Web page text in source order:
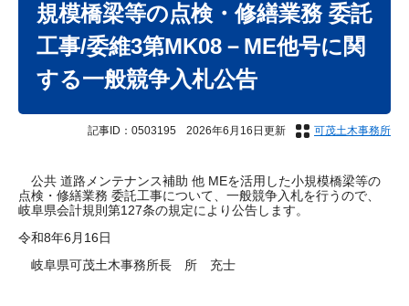
規模橋梁等の点検・修繕業務 委託
工事/委維3第MK08－ME他号に関
する一般競争入札公告
記事ID：0503195 2026年6月16日更新 可茂土木事務所
公共 道路メンテナンス補助 他 MEを活用した小規模橋梁等の
点検・修繕業務 委託工事について、一般競争入札を行うので、
岐阜県会計規則第127条の規定により公告します。
令和8年6月16日
岐阜県可茂土木事務所長 所 充士